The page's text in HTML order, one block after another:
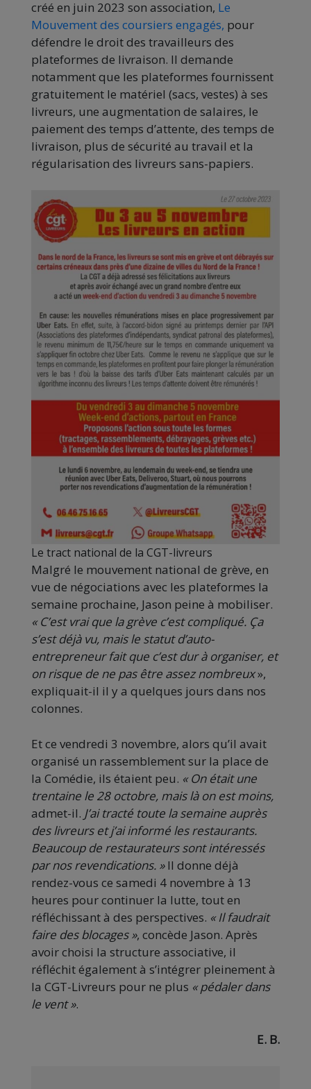
créé en juin 2023 son association, Le
Mouvement des coursiers engagés, pour
défendre le droit des travailleurs des
plateformes de livraison. Il demande
notamment que les plateformes fournissent
gratuitement le matériel (sacs, vestes) à ses
livreurs, une augmentation de salaires, le
paiement des temps d’attente, des temps de
livraison, plus de sécurité au travail et la
régularisation des livreurs sans-papiers.
Le tract national de la CGT-livreurs
Malgré le mouvement national de grève, en
vue de négociations avec les plateformes la
semaine prochaine, Jason peine à mobiliser.
« C’est vrai que la grève c’est compliqué. Ça
s’est déjà vu, mais le statut d’auto-
entrepreneur fait que c’est dur à organiser, et
on risque de ne pas être assez nombreux»,
expliquait-il il y a quelques jours dans nos
colonnes.
Et ce vendredi 3 novembre, alors qu’il avait
organisé un rassemblement sur la place de
la Comédie, ils étaient peu. « On était une
trentaine le 28 octobre, mais là on est moins,
admet-il. J’ai tracté toute la semaine auprès
des livreurs et j’ai informé les restaurants.
Beaucoup de restaurateurs sont intéressés
par nos revendications. »Il donne déjà
rendez-vous ce samedi 4 novembre à 13
heures pour continuer la lutte, tout en
réfléchissant à des perspectives. « Il faudrait
faire des blocages», concède Jason. Après
avoir choisi la structure associative, il
réfléchit également à s’intégrer pleinement à
la CGT-Livreurs pour ne plus « pédaler dans
le vent ».
E. B.